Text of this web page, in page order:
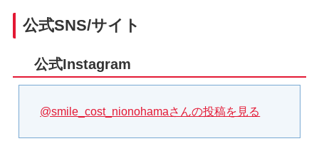
公式SNS/サイト
公式Instagram
@smile_cost_nionohamaさんの投稿を見る